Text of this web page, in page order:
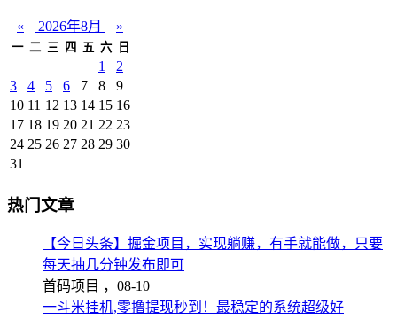
« 2026年8月 »
一 二 三 四 五 六 日
1
2
3
4 5 6 7 8
9
10 11 12 13 14 15 16
17 18 19 20 21 22 23
24 25 26 27 28 29 30
31
热门文章
【今日头条】掘金项目，实现躺赚，有手就能做，只要
每天抽几分钟发布即可
首码项目 ， 08-10
一斗米挂机,零撸提现秒到！最稳定的系统超级好